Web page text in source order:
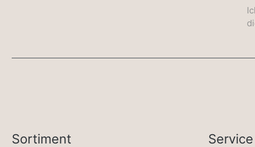
Sortiment Service